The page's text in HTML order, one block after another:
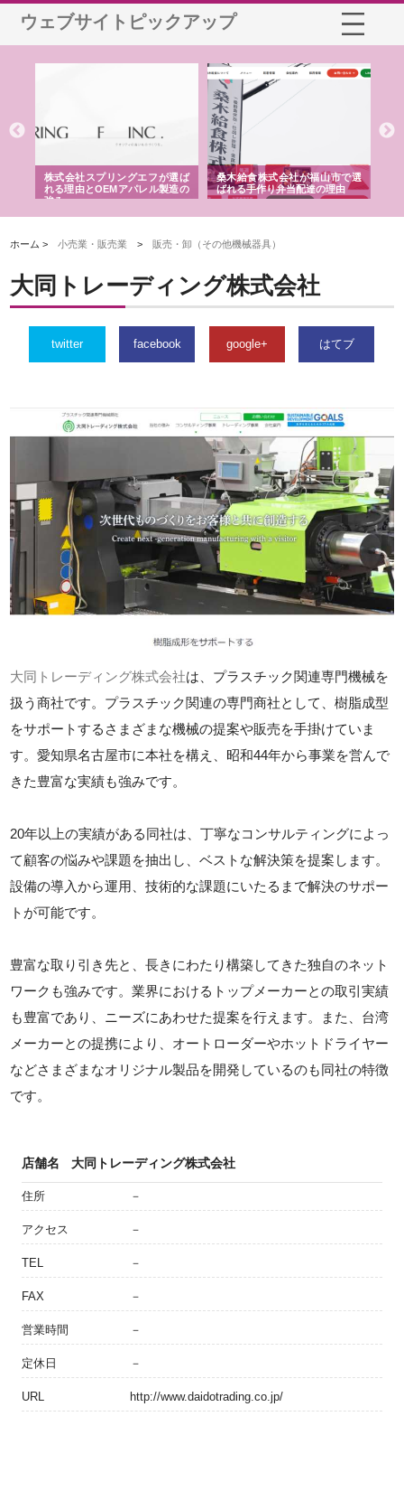
ウェブサイトピックアップ
株式会社スプリングエフが選ば
れる理由とOEMアパレル製造の
強み
桑木給食株式会社が福山市で選
ばれる手作り弁当配達の理由
ホーム >小売業・販売業 > 販売・卸（その他機械器具）
大同トレーディング株式会社
twitter facebook google+ はてブ
大同トレーディング株式会社は、プラスチック関連専門機械を
扱う商社です。プラスチック関連の専門商社として、樹脂成型
をサポートするさまざまな機械の提案や販売を手掛けていま
す。愛知県名古屋市に本社を構え、昭和44年から事業を営んで
きた豊富な実績も強みです。
20年以上の実績がある同社は、丁寧なコンサルティングによっ
て顧客の悩みや課題を抽出し、ベストな解決策を提案します。
設備の導入から運用、技術的な課題にいたるまで解決のサポー
トが可能です。
豊富な取り引き先と、長きにわたり構築してきた独自のネット
ワークも強みです。業界におけるトップメーカーとの取引実績
も豊富であり、ニーズにあわせた提案を行えます。また、台湾
メーカーとの提携により、オートローダーやホットドライヤー
などさまざまなオリジナル製品を開発しているのも同社の特徴
です。
店舗名 大同トレーディング株式会社
住所 －
アクセス －
TEL －
FAX －
営業時間 －
定休日 －
URL http://www.daidotrading.co.jp/